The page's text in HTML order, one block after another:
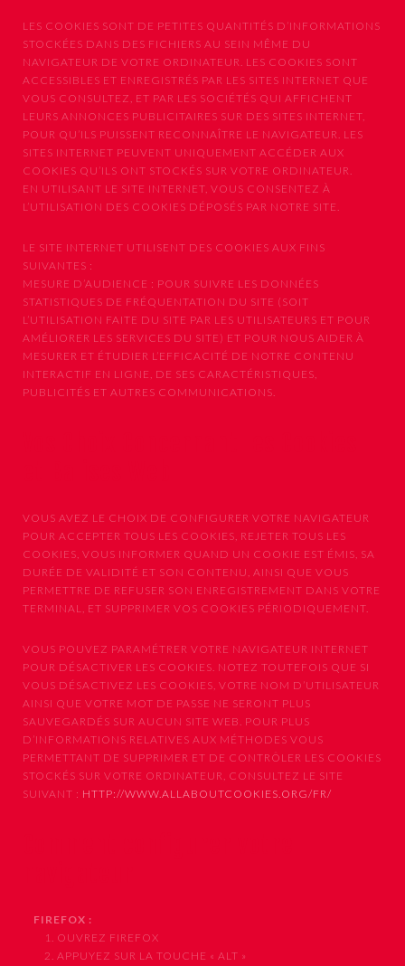
LES COOKIES SONT DE PETITES QUANTITÉS D’INFORMATIONS
STOCKÉES DANS DES FICHIERS AU SEIN MÊME DU
NAVIGATEUR DE VOTRE ORDINATEUR. LES COOKIES SONT
ACCESSIBLES ET ENREGISTRÉS PAR LES SITES INTERNET QUE
VOUS CONSULTEZ, ET PAR LES SOCIÉTÉS QUI AFFICHENT
LEURS ANNONCES PUBLICITAIRES SUR DES SITES INTERNET,
POUR QU’ILS PUISSENT RECONNAÎTRE LE NAVIGATEUR. LES
SITES INTERNET PEUVENT UNIQUEMENT ACCÉDER AUX
COOKIES QU’ILS ONT STOCKÉS SUR VOTRE ORDINATEUR.
EN UTILISANT LE SITE INTERNET, VOUS CONSENTEZ À
L’UTILISATION DES COOKIES DÉPOSÉS PAR NOTRE SITE.
LE SITE INTERNET UTILISENT DES COOKIES AUX FINS
SUIVANTES :
MESURE D’AUDIENCE : POUR SUIVRE LES DONNÉES
STATISTIQUES DE FRÉQUENTATION DU SITE (SOIT
L’UTILISATION FAITE DU SITE PAR LES UTILISATEURS ET POUR
AMÉLIORER LES SERVICES DU SITE) ET POUR NOUS AIDER À
MESURER ET ÉTUDIER L’EFFICACITÉ DE NOTRE CONTENU
INTERACTIF EN LIGNE, DE SES CARACTÉRISTIQUES,
PUBLICITÉS ET AUTRES COMMUNICATIONS.
VOUS AVEZ LE CHOIX DE CONFIGURER VOTRE NAVIGATEUR
POUR ACCEPTER TOUS LES COOKIES, REJETER TOUS LES
COOKIES, VOUS INFORMER QUAND UN COOKIE EST ÉMIS, SA
DURÉE DE VALIDITÉ ET SON CONTENU, AINSI QUE VOUS
PERMETTRE DE REFUSER SON ENREGISTREMENT DANS VOTRE
TERMINAL, ET SUPPRIMER VOS COOKIES PÉRIODIQUEMENT.
VOUS POUVEZ PARAMÉTRER VOTRE NAVIGATEUR INTERNET
POUR DÉSACTIVER LES COOKIES. NOTEZ TOUTEFOIS QUE SI
VOUS DÉSACTIVEZ LES COOKIES, VOTRE NOM D’UTILISATEUR
AINSI QUE VOTRE MOT DE PASSE NE SERONT PLUS
SAUVEGARDÉS SUR AUCUN SITE WEB. POUR PLUS
D’INFORMATIONS RELATIVES AUX MÉTHODES VOUS
PERMETTANT DE SUPPRIMER ET DE CONTRÔLER LES COOKIES
STOCKÉS SUR VOTRE ORDINATEUR, CONSULTEZ LE SITE
SUIVANT : HTTP://WWW.ALLABOUTCOOKIES.ORG/FR/
FIREFOX :
1. OUVREZ FIREFOX
2. APPUYEZ SUR LA TOUCHE « ALT »